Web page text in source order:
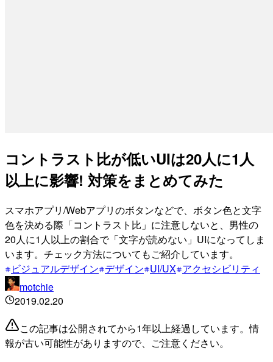
コントラスト比が低いUIは20人に1人
以上に影響! 対策をまとめてみた
スマホアプリ/Webアプリのボタンなどで、ボタン色と文字
色を決める際「コントラスト比」に注意しないと、男性の
20人に1人以上の割合で「文字が読めない」UIになってしま
います。チェック方法についてもご紹介しています。
ビジュアルデザイン デザイン UI/UX アクセシビリティ
motchie
2019.02.20
この記事は公開されてから1年以上経過しています。情
報が古い可能性がありますので、ご注意ください。